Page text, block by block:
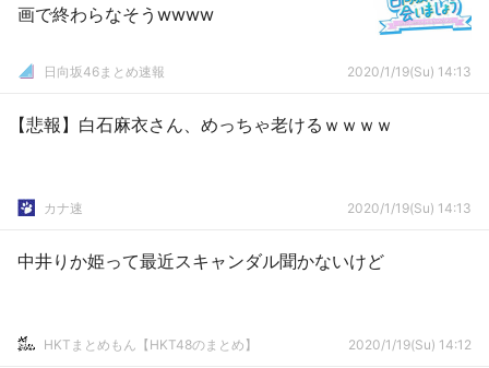
画で終わらなそうwwww
日向坂46まとめ速報 2020/1/19(Su) 14:13
【悲報】白石麻衣さん、めっちゃ老けるｗｗｗｗ
カナ速 2020/1/19(Su) 14:13
中井りか姫って最近スキャンダル聞かないけど
HKTまとめもん【HKT48のまとめ】 2020/1/19(Su) 14:12